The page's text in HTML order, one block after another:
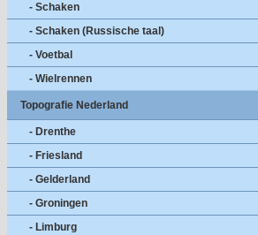
- Schaken
- Schaken (Russische taal)
- Voetbal
- Wielrennen
Topografie Nederland
- Drenthe
- Friesland
- Gelderland
- Groningen
- Limburg